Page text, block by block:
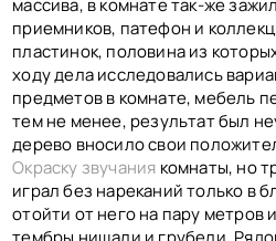
массива, в комнате так-же
приемников, патефон и
пластинок, половина из
ходу дела исследовались
предметов в комнате, мебель
тем не менее, результат был
дерево вносило свои
Окраску звучания комнаты, но
играл без нареканий только в
отойти от него на пару метров